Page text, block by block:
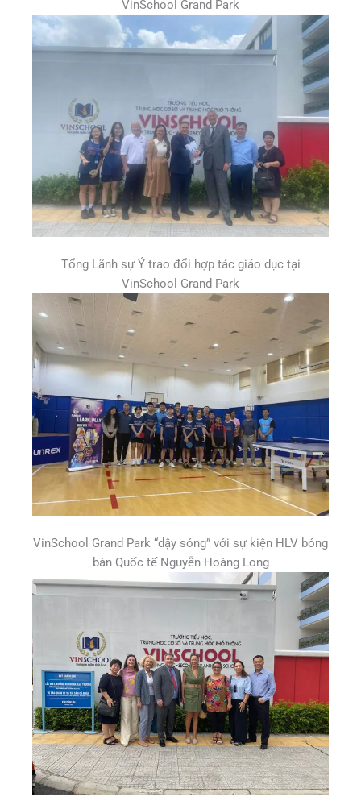
VinSchool Grand Park
Tổng Lãnh sự Ý trao đổi hợp tác giáo dục tại
VinSchool Grand Park
VinSchool Grand Park “dậy sóng” với sự kiện HLV bóng
bàn Quốc tế Nguyễn Hoàng Long